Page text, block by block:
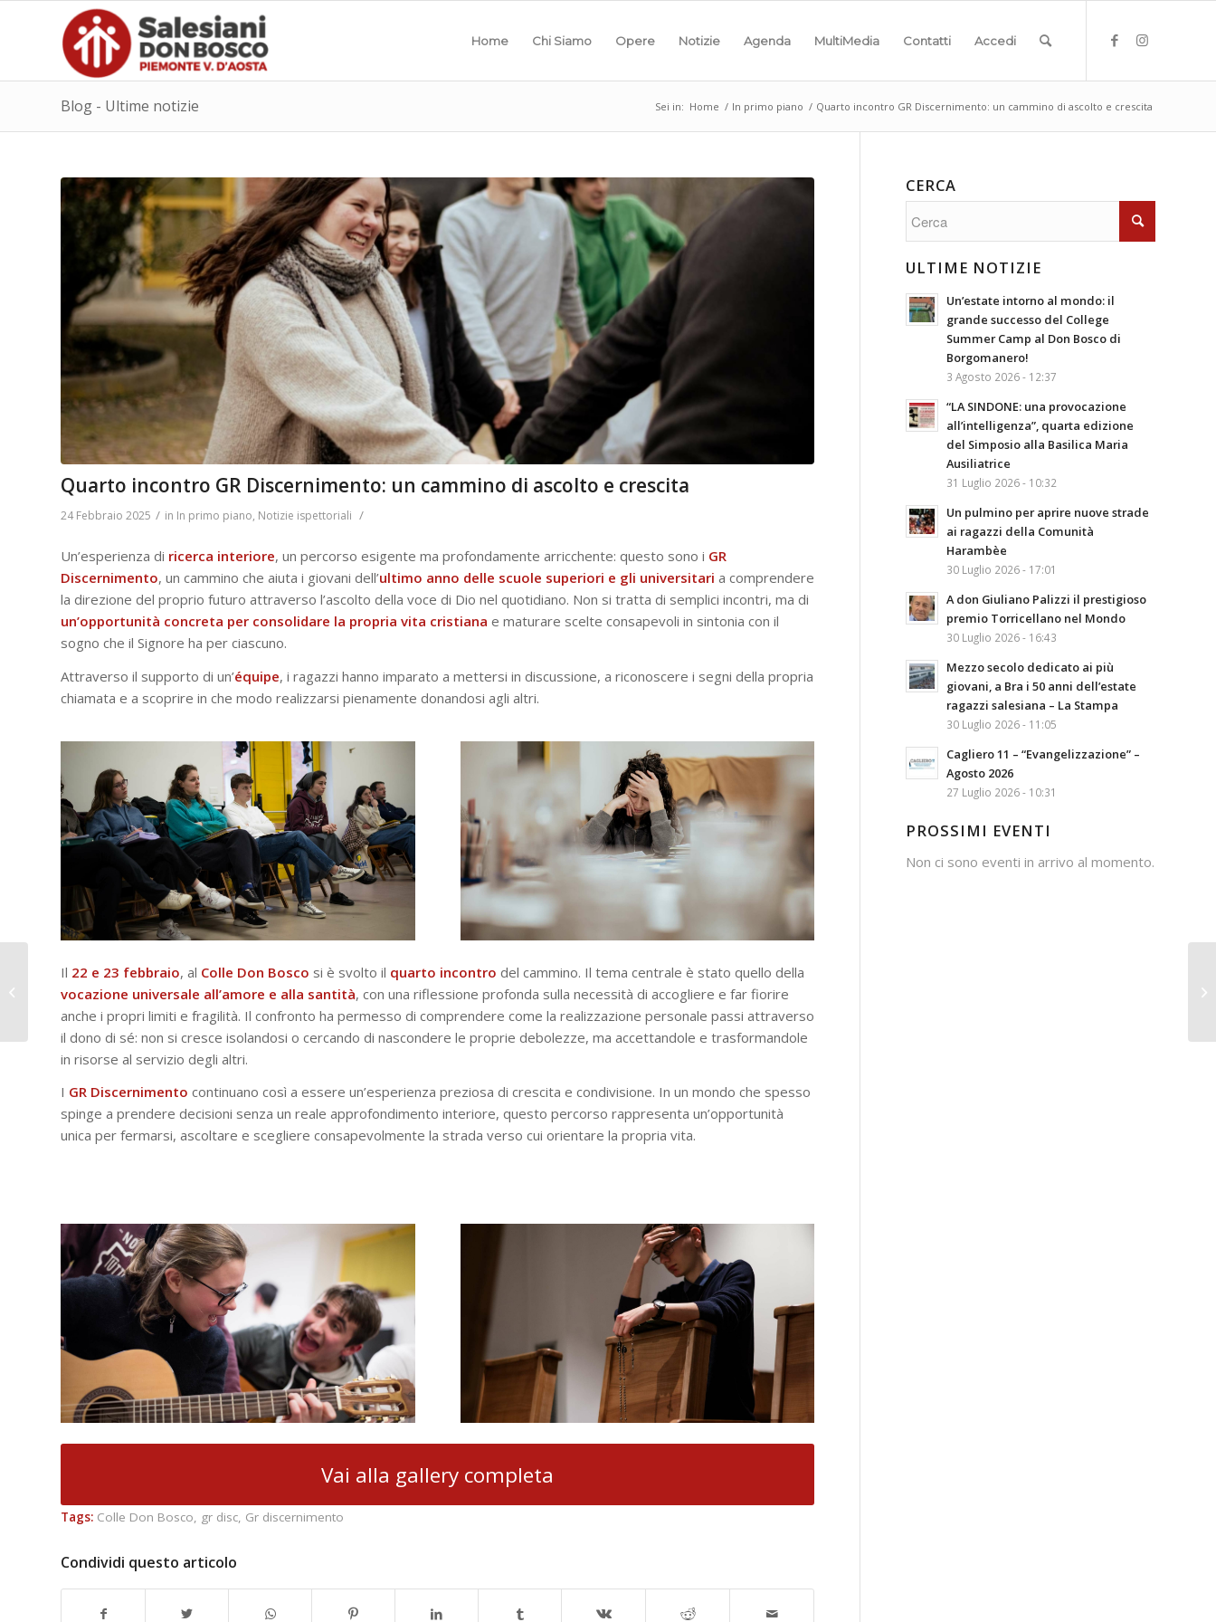
Home Chi Siamo Opere Notizie Agenda MultiMedia Contatti Accedi
Blog - Ultime notizie Sei in: Home / In primo piano / Quarto incontro GR Discernimento: un cammino di ascolto e crescita
Quarto incontro GR Discernimento: un cammino di ascolto e crescita
24 Febbraio 2025 / in In primo piano, Notizie ispettoriali /
Un’esperienza di ricerca interiore, un percorso esigente ma profondamente arricchente: questo sono i GR
Discernimento, un cammino che aiuta i giovani dell’ultimo anno delle scuole superiori e gli universitari a comprendere
la direzione del proprio futuro attraverso l’ascolto della voce di Dio nel quotidiano. Non si tratta di semplici incontri, ma di
un’opportunità concreta per consolidare la propria vita cristiana e maturare scelte consapevoli in sintonia con il
sogno che il Signore ha per ciascuno.
Attraverso il supporto di un’équipe, i ragazzi hanno imparato a mettersi in discussione, a riconoscere i segni della propria
chiamata e a scoprire in che modo realizzarsi pienamente donandosi agli altri.
Il 22 e 23 febbraio, al Colle Don Bosco si è svolto il quarto incontro del cammino. Il tema centrale è stato quello della
vocazione universale all’amore e alla santità, con una riflessione profonda sulla necessità di accogliere e far fiorire
anche i propri limiti e fragilità. Il confronto ha permesso di comprendere come la realizzazione personale passi attraverso
il dono di sé: non si cresce isolandosi o cercando di nascondere le proprie debolezze, ma accettandole e trasformandole
in risorse al servizio degli altri.
I GR Discernimento continuano così a essere un’esperienza preziosa di crescita e condivisione. In un mondo che spesso
spinge a prendere decisioni senza un reale approfondimento interiore, questo percorso rappresenta un’opportunità
unica per fermarsi, ascoltare e scegliere consapevolmente la strada verso cui orientare la propria vita.
Vai alla gallery completa
Tags: Colle Don Bosco gr disc Gr discernimento
Condividi questo articolo
CERCA
ULTIME NOTIZIE
Un’estate intorno al mondo: il
grande successo del College
Summer Camp al Don Bosco di
Borgomanero!
3 Agosto 2026 - 12:37
“LA SINDONE: una provocazione
all’intelligenza”, quarta edizione
del Simposio alla Basilica Maria
Ausiliatrice
31 Luglio 2026 - 10:32
Un pulmino per aprire nuove strade
ai ragazzi della Comunità
Harambèe
30 Luglio 2026 - 17:01
A don Giuliano Palizzi il prestigioso
premio Torricellano nel Mondo
30 Luglio 2026 - 16:43
Mezzo secolo dedicato ai più
giovani, a Bra i 50 anni dell’estate
ragazzi salesiana – La Stampa
30 Luglio 2026 - 11:05
Cagliero 11 – “Evangelizzazione” –
Agosto 2026
27 Luglio 2026 - 10:31
PROSSIMI EVENTI
Non ci sono eventi in arrivo al momento.
“Vicini di banco”: a
contrasta la povertà
educativa...